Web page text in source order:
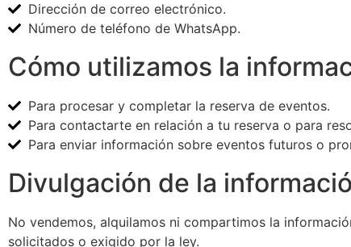
Dirección de correo electrónico.
Número de teléfono de WhatsApp.
Cómo utilizamos la
Para procesar y completar la reserva de eventos.
Para contactarte en relación a tu reserva o para
Para enviar información sobre eventos futuros o
Divulgación de la
No vendemos, alquilamos ni compartimos la
solicitados o exigido por la ley.